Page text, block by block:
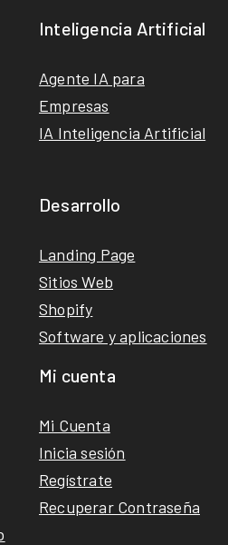
Inteligencia Artificial
Agente IA para
Empresas
IA Inteligencia Artificial
Desarrollo
Landing Page
Sitios Web
Shopify
Software y aplicaciones
Mi cuenta
Mi Cuenta
Inicia sesión
Regístrate
Recuperar Contraseña